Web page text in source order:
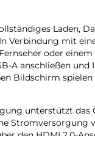
Laden,
Verbindung mit
oder
A anschließen und
Bildschirm spielen
unterstützt das
Stromversorgung
den HDMI 2.0-